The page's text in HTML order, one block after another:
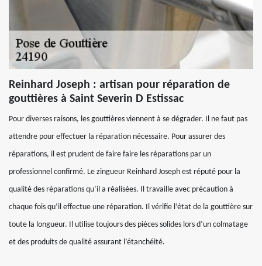
Reinhard Joseph : artisan pour réparation de
gouttières à Saint Severin D Estissac
Pour diverses raisons, les gouttières viennent à se dégrader. Il ne faut pas
attendre pour effectuer la réparation nécessaire. Pour assurer des
réparations, il est prudent de faire faire les réparations par un
professionnel confirmé. Le zingueur Reinhard Joseph est réputé pour la
qualité des réparations qu’il a réalisées. Il travaille avec précaution à
chaque fois qu’il effectue une réparation. Il vérifie l’état de la gouttière sur
toute la longueur. Il utilise toujours des pièces solides lors d’un colmatage
et des produits de qualité assurant l’étanchéité.